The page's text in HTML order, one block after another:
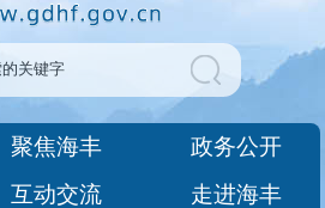
聚焦海丰
政务公开
互动交流
走进海丰